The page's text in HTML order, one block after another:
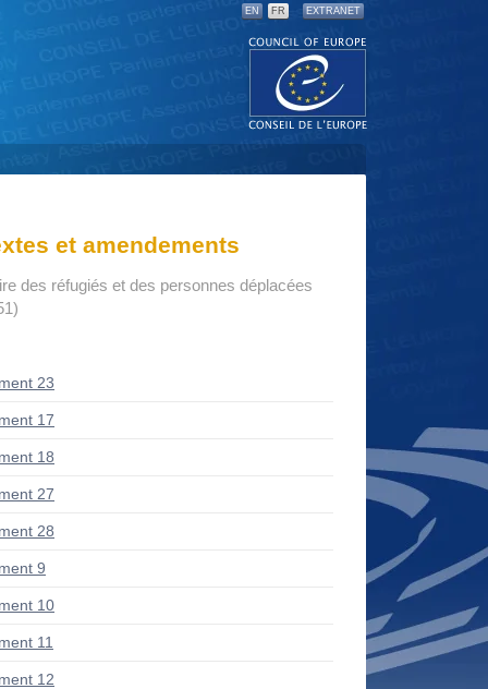
EN FR EXTRANET
et amendements
des réfugiés et des personnes déplacées
23
17
18
27
28
9
10
11
12